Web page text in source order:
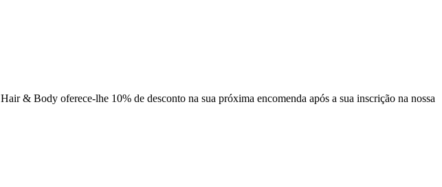
Hair & Body oferece-lhe 10% de desconto na sua próxima encomenda após a sua inscrição na nossa